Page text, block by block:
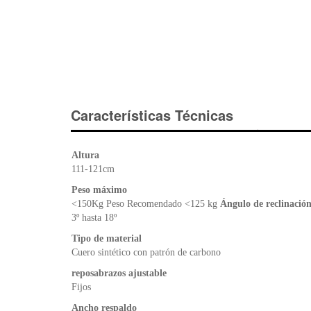
Características Técnicas
Altura
111-121cm
Peso máximo
<150Kg Peso Recomendado <125 kg Ángulo de reclinación
3º hasta 18º
Tipo de material
Cuero sintético con patrón de carbono
reposabrazos ajustable
Fijos
Ancho respaldo